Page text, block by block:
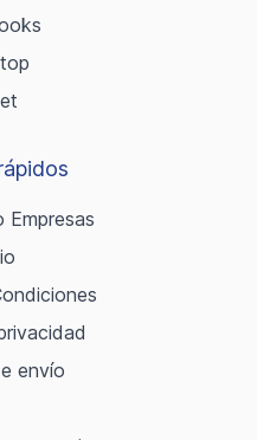
Empresas
envío